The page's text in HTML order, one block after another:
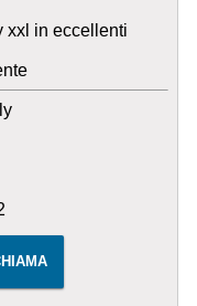
xxl in eccellenti